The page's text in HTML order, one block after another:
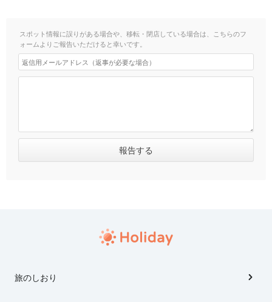
スポット情報に誤りがある場合や、移転・閉店している場合は、こちらのフ
ォームよりご報告いただけると幸いです。
旅のしおり